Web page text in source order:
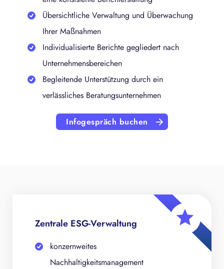
Übersichtliche Verwaltung und Überwachung
Ihrer Maßnahmen
Individualisierte Berichte gegliedert nach
Unternehmensbereichen
Begleitende Unterstützung durch ein
verlässliches Beratungsunternehmen
Infogespräch buchen
Zentrale ESG-Verwaltung
konzernweites
Nachhaltigkeitsmanagement